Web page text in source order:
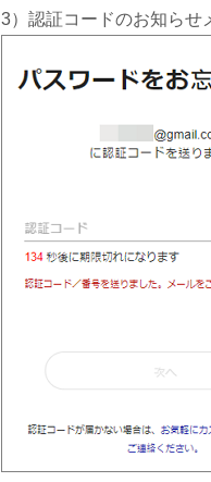
3）認証コードのお知らせ